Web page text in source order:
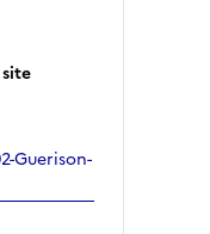
Guerison-